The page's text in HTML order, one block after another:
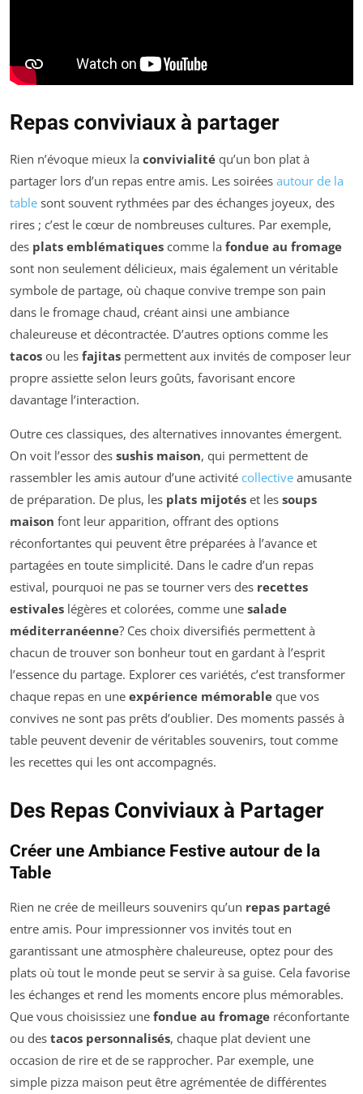
Repas conviviaux à partager
Rien n’évoque mieux la convivialité qu’un bon plat à
partager lors d’un repas entre amis. Les soirées autour de la
table sont souvent rythmées par des échanges joyeux, des
rires ; c’est le cœur de nombreuses cultures. Par exemple,
des plats emblématiques comme la fondue au fromage
sont non seulement délicieux, mais également un véritable
symbole de partage, où chaque convive trempe son pain
dans le fromage chaud, créant ainsi une ambiance
chaleureuse et décontractée. D’autres options comme les
tacos ou les fajitas permettent aux invités de composer leur
propre assiette selon leurs goûts, favorisant encore
davantage l’interaction.
Outre ces classiques, des alternatives innovantes émergent.
On voit l’essor des sushis maison, qui permettent de
rassembler les amis autour d’une activité collective amusante
de préparation. De plus, les plats mijotés et les soups
maison font leur apparition, offrant des options
réconfortantes qui peuvent être préparées à l’avance et
partagées en toute simplicité. Dans le cadre d’un repas
estival, pourquoi ne pas se tourner vers des recettes
estivales légères et colorées, comme une salade
méditerranéenne? Ces choix diversifiés permettent à
chacun de trouver son bonheur tout en gardant à l’esprit
l’essence du partage. Explorer ces variétés, c’est transformer
chaque repas en une expérience mémorable que vos
convives ne sont pas prêts d’oublier. Des moments passés à
table peuvent devenir de véritables souvenirs, tout comme
les recettes qui les ont accompagnés.
Des Repas Conviviaux à Partager
Créer une Ambiance Festive autour de la
Table
Rien ne crée de meilleurs souvenirs qu’un repas partagé
entre amis. Pour impressionner vos invités tout en
garantissant une atmosphère chaleureuse, optez pour des
plats où tout le monde peut se servir à sa guise. Cela favorise
les échanges et rend les moments encore plus mémorables.
Que vous choisissiez une fondue au fromage réconfortante
ou des tacos personnalisés, chaque plat devient une
occasion de rire et de se rapprocher. Par exemple, une
simple pizza maison peut être agrémentée de différentes